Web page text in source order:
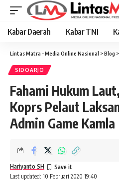
Kabar Daerah Kabar TNI
Lintas Matra - Media Online Nasional >Blog >
SIDOARJO
Fahami Hukum
Koprs Pelaut
Admin Game Kamla
Last updated: 10 Februari 2020 19:40
Hariyanto SH